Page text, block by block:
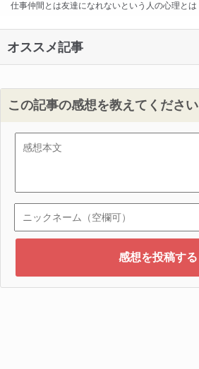
仕事仲間とは友達になれないという人の心理とは
オススメ記事
この記事の感想を教えてください